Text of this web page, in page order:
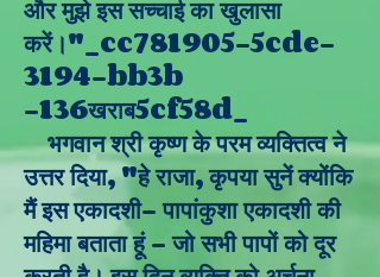
करें।"_cc781905-5cde-
3194-bb3b
-136खराब5cf58d_
भगवान श्री कृष्ण के परम व्यक्तित्व ने
उत्तर दिया, "हे राजा, कृपया सुनें क्योंकि
मैं इस एकादशी- पापांकुशा एकादशी की
महिमा बताता हूं - जो सभी पापों को दूर